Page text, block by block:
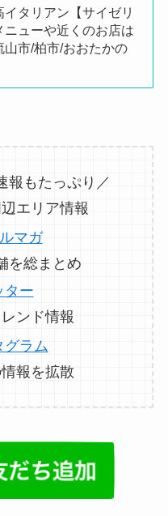
イタリアン【サイゼリ
ニューや近くのお店は
山市/柏市/おおたかの
報もたっぷり／
エリア情報
マガ
を総まとめ
ター
ンド情報
グラム
情報を拡散